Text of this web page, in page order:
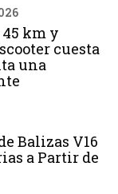
45 km y
cuesta
una
Balizas V16
a Partir de